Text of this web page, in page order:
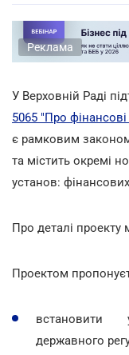
Реклама
У Верховній Раді
5065 "Про
є рамковим законом
та містить окремі
установ:
Про деталі проекту
Проектом
встановити
державного